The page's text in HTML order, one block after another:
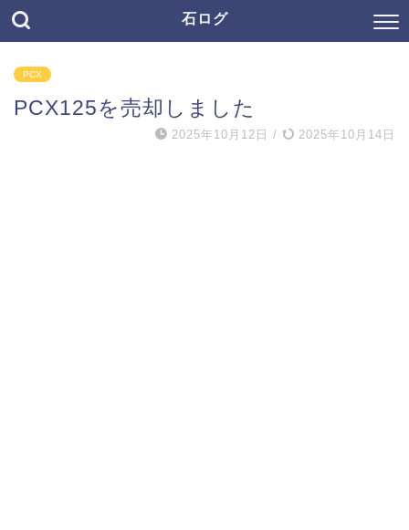
石ログ
PCX
PCX125を売却しました
2025年10月12日 / 2025年10月14日